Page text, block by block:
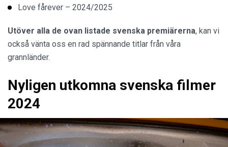
Love fårever – 2024/2025
Utöver alla de ovan listade svenska premiärerna, kan vi
också vänta oss en rad spännande titlar från våra
grannländer.
Nyligen utkomna svenska filmer
2024